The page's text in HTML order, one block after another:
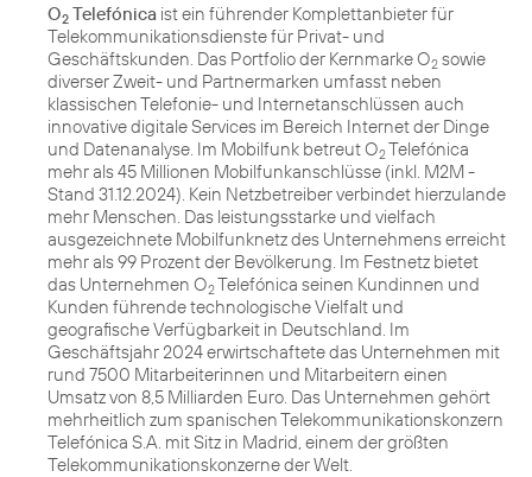
O2 Telefónica ist ein führender Komplettanbieter für
Telekommunikationsdienste für Privat- und
Geschäftskunden. Das Portfolio der Kernmarke O2 sowie
diverser Zweit- und Partnermarken umfasst neben
klassischen Telefonie- und Internetanschlüssen auch
innovative digitale Services im Bereich Internet der Dinge
und Datenanalyse. Im Mobilfunk betreut O2Telefónica
mehr als 45 Millionen Mobilfunkanschlüsse (inkl. M2M -
Stand 31.12.2024). Kein Netzbetreiber verbindet hierzulande
mehr Menschen. Das leistungsstarke und vielfach
ausgezeichnete Mobilfunknetz des Unternehmens erreicht
mehr als 99 Prozent der Bevölkerung. Im Festnetz bietet
das Unternehmen O2Telefónica seinen Kundinnen und
Kunden führende technologische Vielfalt und
geografische Verfügbarkeit in Deutschland. Im
Geschäftsjahr 2024 erwirtschaftete das Unternehmen mit
rund 7500 Mitarbeiterinnen und Mitarbeitern einen
Umsatz von 8,5 Milliarden Euro. Das Unternehmen gehört
mehrheitlich zum spanischen Telekommunikationskonzern
Telefónica S.A. mit Sitz in Madrid, einem der größten
Telekommunikationskonzerne der Welt.